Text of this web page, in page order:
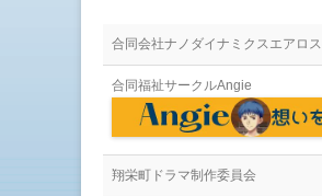
す
)
ウ
ィ
ン
ド
ウ
で
開
き
す
)
合同会社ナノダイナミクスエアロ
合同福祉サークルAngie
翔栄町ドラマ制作委員会